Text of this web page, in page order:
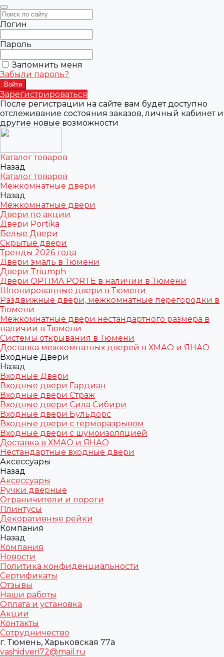
Логин
Пароль
Запомнить меня
Забыли пароль?
Зарегистрироваться
После регистрации на сайте вам будет доступно
отслеживание состояния заказов, личный кабинет и
другие новые возможности
Каталог товаров
Назад
Каталог товаров
Межкомнатные двери
Назад
Межкомнатные двери
Двери по акции
Двери Portika
Белые Двери
Скрытые двери
Тренды 2026 года
Двери эмаль в Тюмени
Двери Triumph
Двери OPTIMA PORTE в наличии в Тюмени
Шпонированные двери в Тюмени
Раздвижные двери, межкомнатные перегородки в
Тюмени
Межкомнатные двери нестандартного размера в
наличии в Тюмени
Системы открывания в Тюмени
Доставка межкомнатных дверей в ХМАО и ЯНАО
Входные Двери
Назад
Входные Двери
Входные двери Гардиан
Входные двери Страж
Входные двери Сила Сибири
Входные двери Бульдорс
Входные двери с терморазрывом
Входные двери с шумоизоляцией
Доставка в ХМАО и ЯНАО
Нестандартные входные двери
Аксессуары
Назад
Аксессуары
Ручки дверные
Ограничители и пороги
Плинтусы
Декоративные рейки
Компания
Назад
Компания
Новости
Политика конфиденциальности
Сертификаты
Отзывы
Наши работы
Оплата и установка
Акции
Контакты
Сотрудничество
г. Тюмень, Харьковская 77а
vashidveri72@mail.ru